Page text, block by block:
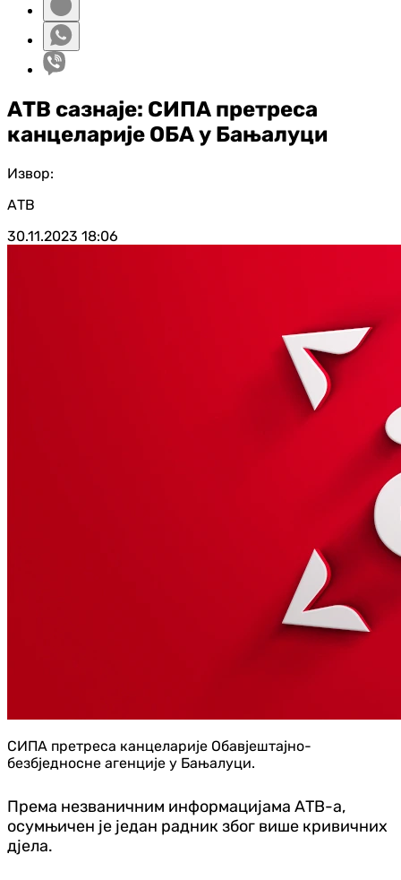
АТВ сазнаје: СИПА претреса
канцеларије ОБА у Бањалуци
Извор:
АТВ
30.11.2023 18:06
СИПА претреса канцеларије Обавјештајно-
безбједносне агенције у Бањалуци.
Према незваничним информацијама АТВ-а,
осумњичен је један радник због више кривичних
дјела.